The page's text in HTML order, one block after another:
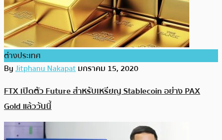
ต่างประเทศ
ByJitphanu Nakapatมกราคม 15, 2020
FTX เปิดตัว Future สำหรับเหรียญ Stablecoin อย่าง PAX
Gold แล้ววันนี้